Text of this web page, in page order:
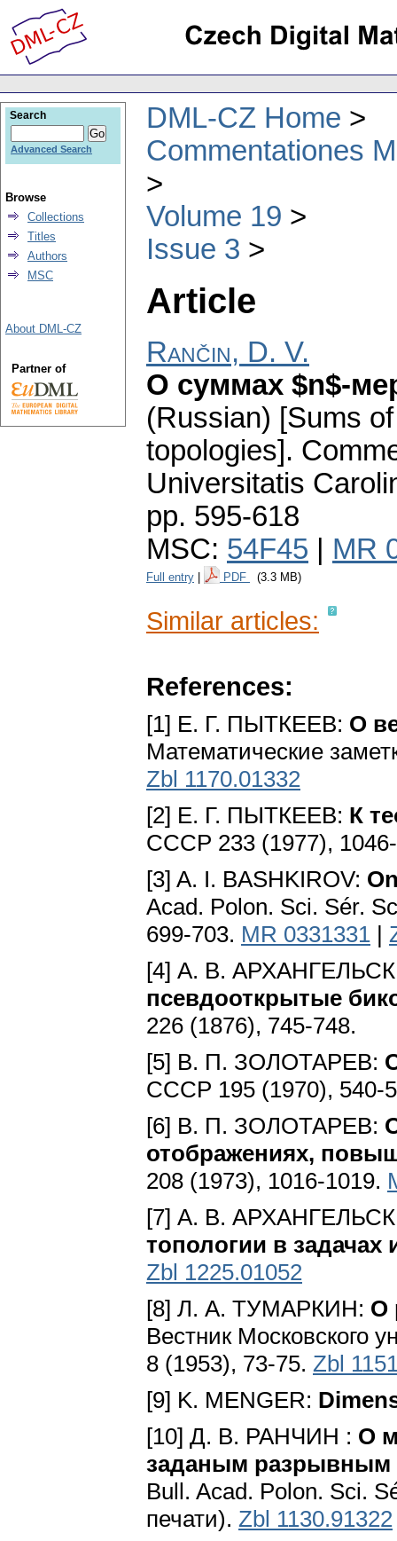
DML-CZ Home
Commentationes
Volume 19
Issue 3
Article
Rančin, D. V.
О cуммax $n$-
(Russian) [Sums
topologies].
Universitatis
pp. 595-618
MSC: 54F45 MR
Full entry PDF (3.3 MB)
Similar articles:
References:
[1] Е. Г. ПЫТКЕЕВ: О
Математические
Zbl 1170.01332
[2] Е. Г. ПЫТКЕЕВ: К
СССР 233 (1977),
[3] A. I. BASHKIROV:
Acad. Polon. Sci. Sér.
699-703. MR 0331331 |
[4] А. В.
псевдооткрытые
226 (1876), 745-748.
[5] В. П. ЗОЛОТАРЕВ:
СССР 195 (1970), 540-
[6] В. П. ЗОЛОТАРЕВ:
отображениях,
208 (1973), 1016-1019.
[7] А. В.
топологии в задачах
Zbl 1225.01052
[8] Л. А. ТУМАРКИН: О
Вестник Московского
8 (1953), 73-75. Zbl
[9] K. MENGER:
[10] Д. В. РАНЧИН : О
заданым разрывным
Bull. Acad. Polon. Sci.
печати). Zbl 1130.91322
Search
Advanced Search
Browse
Collections
Titles
Authors
MSC
About DML-CZ
Partner of